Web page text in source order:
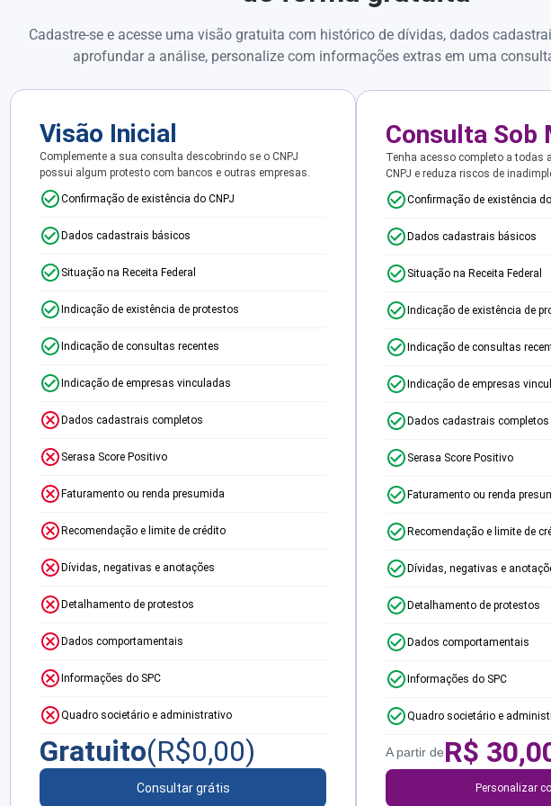
Cadastre-se e acesse uma visão gratuita com histórico de dívidas, dados
aprofundar a análise, personalize com informações extras em uma
Visão Inicial
Complemente a sua consulta descobrindo se o CNPJ
possui algum protesto com bancos e outras empresas.
Confirmação de existência do CNPJ
Dados cadastrais básicos
Situação na Receita Federal
Indicação de existência de protestos
Indicação de consultas recentes
Indicação de empresas vinculadas
Dados cadastrais completos
Serasa Score Positivo
Faturamento ou renda presumida
Recomendação e limite de crédito
Dívidas, negativas e anotações
Detalhamento de protestos
Dados comportamentais
Informações do SPC
Quadro societário e administrativo
Gratuito(R$0,00)
Consultar grátis
Consulta Sob
Tenha acesso completo a todas
CNPJ e reduza riscos de
Confirmação de existência
Dados cadastrais básicos
Situação na Receita Federal
Indicação de existência de
Indicação de consultas
Indicação de empresas
Dados cadastrais completos
Serasa Score Positivo
Faturamento ou renda
Recomendação e limite de
Dívidas, negativas e
Detalhamento de protestos
Dados comportamentais
Informações do SPC
Quadro societário e
A partir deR$
Personalizar